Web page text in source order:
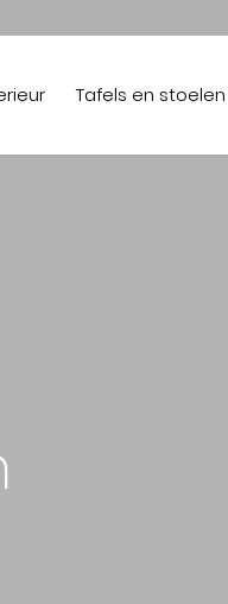
Tafels en stoelen